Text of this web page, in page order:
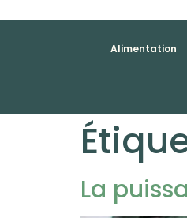
Alimentation
La